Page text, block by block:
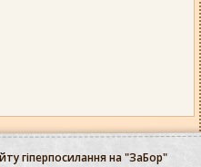
гіперпосилання на "ЗаБор"